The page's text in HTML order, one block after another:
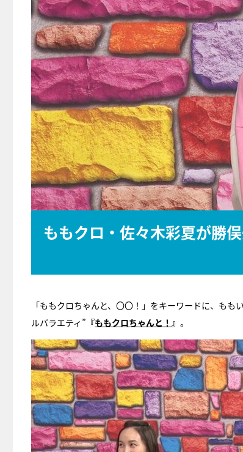
ももクロ・佐々木彩夏が勝
「ももクロちゃんと、〇〇！」をキーワードに、も
ルバラエティ” 『ももクロちゃんと！ 』 。